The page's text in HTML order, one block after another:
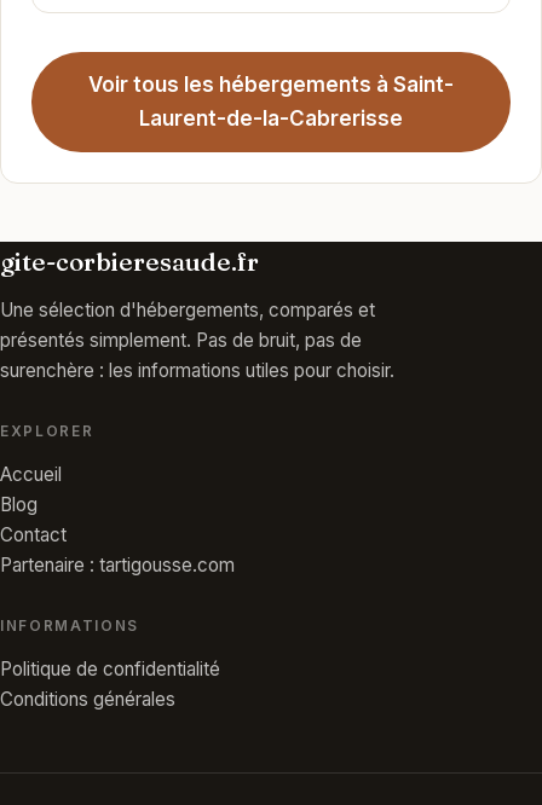
Voir tous les hébergements à Saint-
Laurent-de-la-Cabrerisse
gite-corbieresaude.fr
Une sélection d'hébergements, comparés et
présentés simplement. Pas de bruit, pas de
surenchère : les informations utiles pour choisir.
EXPLORER
Accueil
Blog
Contact
Partenaire : tartigousse.com
INFORMATIONS
Politique de confidentialité
Conditions générales